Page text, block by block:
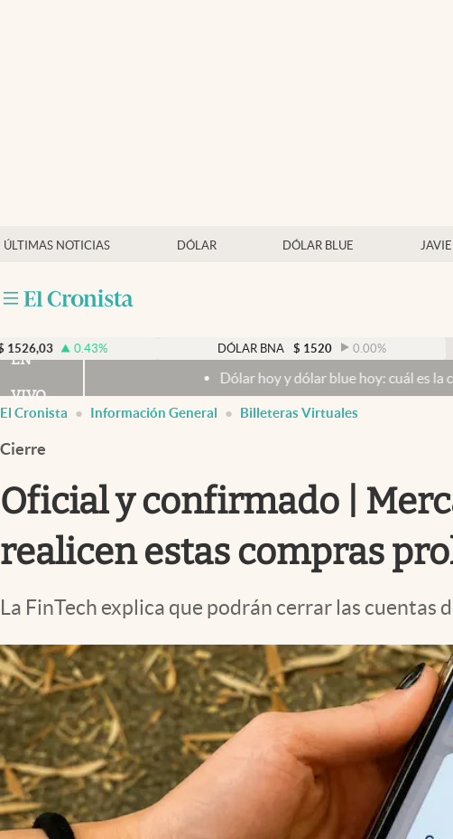
ÚLTIMAS NOTICIAS DÓLAR DÓLAR BLUE
Mercados Online
Otras secciones
Infotechnology
Clase
Clima
Mundial 2026
Eventos Corporativos
abre en nueva pestaña
0.43% DÓLAR BNA $ 1520 0.00%
EN
VIVO
Dólar hoy y dólar blue hoy: cuál es la cotización
El Cronista Información General Billeteras Virtuales
Cierre
Oficial y confirmado |
realicen estas compras
La FinTech explica que podrán cerrar las cuentas